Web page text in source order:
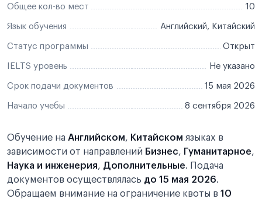
Общее кол-во мест 10
Язык обучения Английский, Китайский
Статус программы Открыт
IELTS уровень Не указано
Срок подачи документов 15 мая 2026
Начало учебы 8 сентября 2026
Обучение на Английском, Китайском языках в
зависимости от направлений Бизнес, Гуманитарное,
Наука и инженерия, Дополнительные. Подача
документов осуществлялась до 15 мая 2026.
Обращаем внимание на ограничение квоты в 10